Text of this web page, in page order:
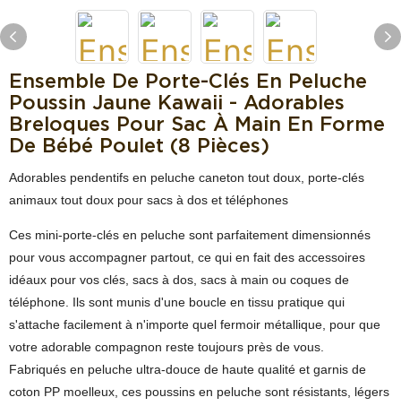
Ensemble De Porte-Clés En Peluche
Poussin Jaune Kawaii - Adorables
Breloques Pour Sac À Main En Forme
De Bébé Poulet (8 Pièces)
Adorables pendentifs en peluche caneton tout doux, porte-clés
animaux tout doux pour sacs à dos et téléphones
Ces mini-porte-clés en peluche sont parfaitement dimensionnés
pour vous accompagner partout, ce qui en fait des accessoires
idéaux pour vos clés, sacs à dos, sacs à main ou coques de
téléphone. Ils sont munis d'une boucle en tissu pratique qui
s'attache facilement à n'importe quel fermoir métallique, pour que
votre adorable compagnon reste toujours près de vous.
Fabriqués en peluche ultra-douce de haute qualité et garnis de
coton PP moelleux, ces poussins en peluche sont résistants, légers